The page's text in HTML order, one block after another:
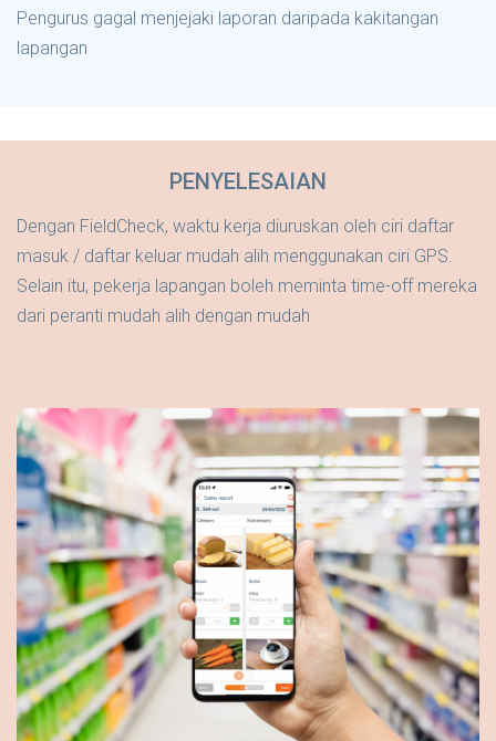
Pengurus gagal menjejaki laporan daripada kakitangan
lapangan
PENYELESAIAN
Dengan FieldCheck, waktu kerja diuruskan oleh ciri daftar
masuk / daftar keluar mudah alih menggunakan ciri GPS.
Selain itu, pekerja lapangan boleh meminta time-off mereka
dari peranti mudah alih dengan mudah